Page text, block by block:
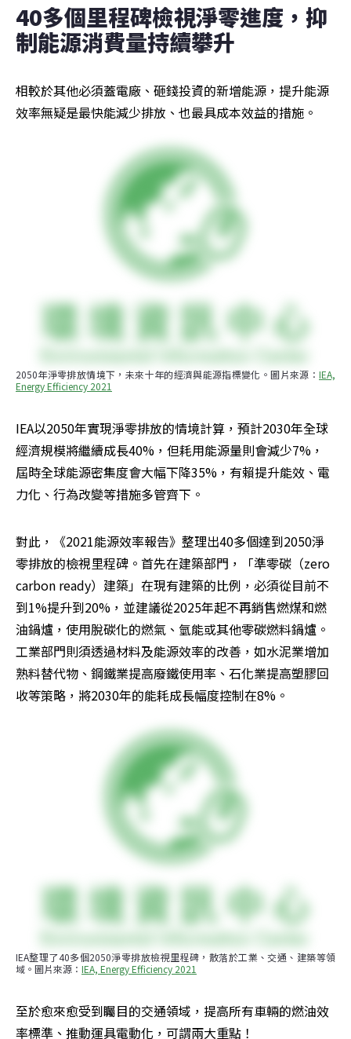
40多個里程碑檢視淨零進度，抑
制能源消費量持續攀升
相較於其他必須蓋電廠、砸錢投資的新增能源，提升能源
效率無疑是最快能減少排放、也最具成本效益的措施。
2050年淨零排放情境下，未來十年的經濟與能源指標變化。圖片來源： IEA,
Energy Efficiency 2021
IEA以2050年實現淨零排放的情境計算，預計2030年全球
經濟規模將繼續成長40%，但耗用能源量則會減少7%，
屆時全球能源密集度會大幅下降35%，有賴提升能效、電
力化、行為改變等措施多管齊下。
對此，《2021能源效率報告》整理出40多個達到2050淨
零排放的檢視里程碑。首先在建築部門，「準零碳（zero
carbon ready）建築」在現有建築的比例，必須從目前不
到1%提升到20%，並建議從2025年起不再銷售燃煤和燃
油鍋爐，使用脫碳化的燃氣、氫能或其他零碳燃料鍋爐。
工業部門則須透過材料及能源效率的改善，如水泥業增加
熟料替代物、鋼鐵業提高廢鐵使用率、石化業提高塑膠回
收等策略，將2030年的能耗成長幅度控制在8%。
IEA整理了40多個2050淨零排放檢視里程碑，散落於工業、交通、建築等領
域。圖片來源： IEA, Energy Efficiency 2021
至於愈來愈受到矚目的交通領域，提高所有車輛的燃油效
率標準、推動運具電動化，可謂兩大重點！